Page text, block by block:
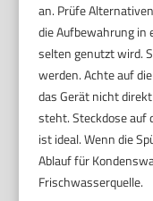
an. Prüfe
die Aufbewahrung in
selten genutzt wird.
werden. Achte auf
das Gerät nicht
steht. Steckdose auf
ist ideal. Wenn die
Ablauf für
Frischwasserquelle.